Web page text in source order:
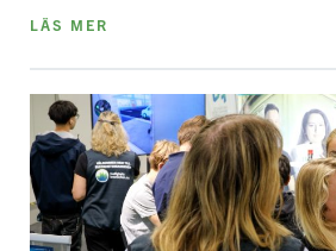
LÄS MER